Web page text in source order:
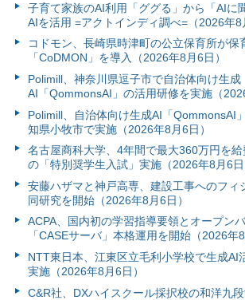
子育て家族のAI利用「ググる」から「AIに
AIを活用 =アクトインディ調べ=（2026年8
コドモン、長崎県時津町の公立保育所が保
「CoDMON」を導入（2026年8月6日）
Polimill、神奈川県逗子市で自治体向け生成
AI「QommonsAI」の活用研修を実施（
Polimill、自治体向け生成AI「QommonsAI
知県小牧市で実施（2026年8月6日）
名古屋商科大学、4年間で最大360万円を
の「特別奨学生入試」実施（2026年8月6日
安藤ハザマと神戸高専、建設工事へのフィ
同研究を開始（2026年8月6日）
ACPA、国内初の学習指導要領とオープン
「CASEサーバ」本格運用を開始（2026年8
NTT東日本、江東区立毛利小学校で生成AI
実施（2026年8月6日）
C&R社、DXハイスクール採択校の和洋九